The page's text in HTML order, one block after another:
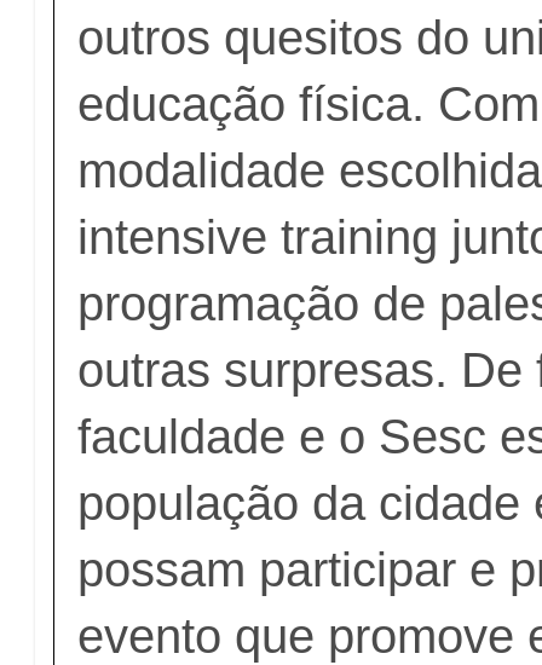
outros quesitos do
educação física.
modalidade
intensive training
programação de
outras surpresas. De
faculdade e o Sesc
população da cidade
possam participar e
evento que promove